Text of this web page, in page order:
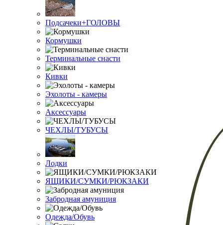
Подсачеки+ГОЛОВЫ
Кормушки
Терминальные снасти
Кивки
Эхолоты - камеры
Аксессуары
ЧЕХЛЫ/ТУБУСЫ
Лодки
ЯЩИКИ/СУМКИ/РЮКЗАКИ
Забродная амуниция
Одежда/Обувь